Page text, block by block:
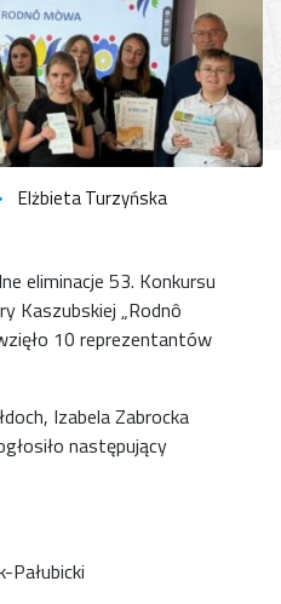
Elżbieta Turzyńska
eliminacje 53. Konkursu
Kaszubskiej „Rodnô
10 reprezentantów
Izabela Zabrocka
następujący
Pałubicki